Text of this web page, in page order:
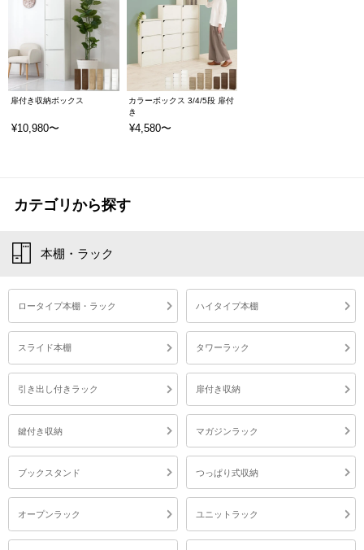
扉付き収納ボックス
¥10,980〜
カラーボックス 3/4/5段 扉付
き
¥4,580〜
カテゴリから探す
本棚・ラック
ロータイプ本棚・ラック ハイタイプ本棚
スライド本棚 タワーラック
引き出し付きラック 扉付き収納
鍵付き収納 マガジンラック
ブックスタンド つっぱり式収納
オープンラック ユニットラック